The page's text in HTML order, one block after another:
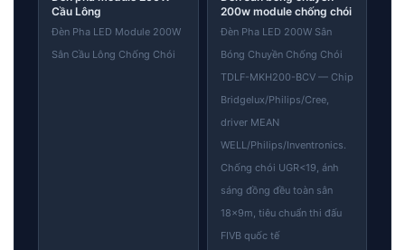
Cầu Lông
Đèn Pha LED Module 200W
Sân Cầu Lông Chống Chói
200w module chống chói
Đèn Pha LED 200W Sân
Bóng Chuyền Chống Chói
TDLF-MKH200-BCV — Chip
Bridgelux/Philips/Cree,
driver MEAN
WELL/Philips/Inventronics.
Chống chói UGR<19, ánh
sáng đồng đều toàn sân
18×9m, tiêu chuẩn thi đấu
FIVB quốc tế